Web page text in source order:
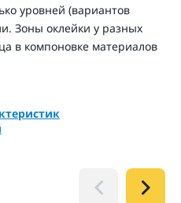
уровней (вариантов
Зоны оклейки у разных
в компоновке материалов